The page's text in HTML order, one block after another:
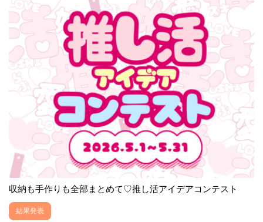
収納も手作りも全部まとめて♡推し活アイデアコンテスト
結果発表